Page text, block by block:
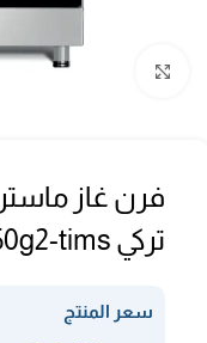
Click to enlarge
تركي Mgf9s50g2-tims
سعر المنتج